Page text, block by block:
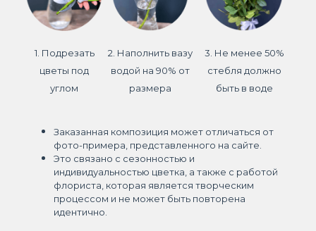
1. Подрезать
цветы под
углом
2. Наполнить вазу
водой на 90% от
размера
3. Не менее 50%
стебля должно
быть в воде
Заказанная композиция может отличаться от
фото-примера, представленного на сайте.
Это связано с сезонностью и
индивидуальностью цветка, а также с работой
флориста, которая является творческим
процессом и не может быть повторена
идентично.